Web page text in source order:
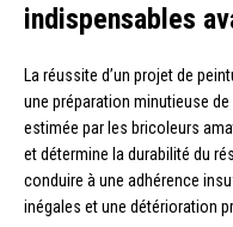
indispensables
La réussite d’un projet de
une préparation minutieuse
estimée par les bricoleurs
et détermine la durabilité du
conduire à une adhérence
inégales et une détérioration